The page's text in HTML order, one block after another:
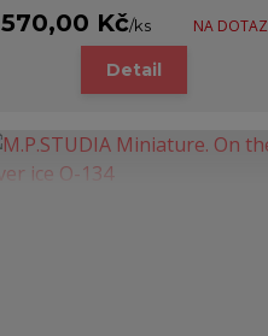
570,00 Kč/ks NA DOTAZ
Detail